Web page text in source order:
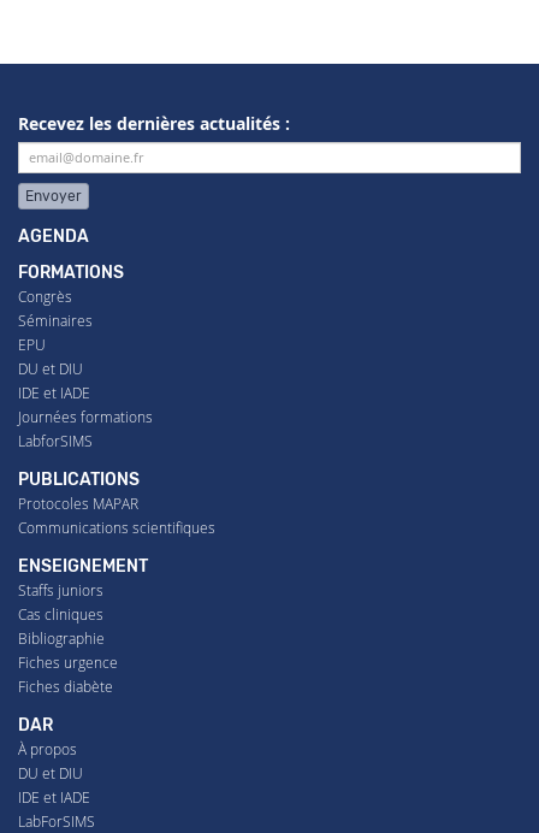
Recevez les dernières actualités :
Envoyer
AGENDA
FORMATIONS
Congrès
Séminaires
EPU
DU et DIU
IDE et IADE
Journées formations
LabforSIMS
PUBLICATIONS
Protocoles MAPAR
Communications scientifiques
ENSEIGNEMENT
Staffs juniors
Cas cliniques
Bibliographie
Fiches urgence
Fiches diabète
DAR
À propos
DU et DIU
IDE et IADE
LabForSIMS